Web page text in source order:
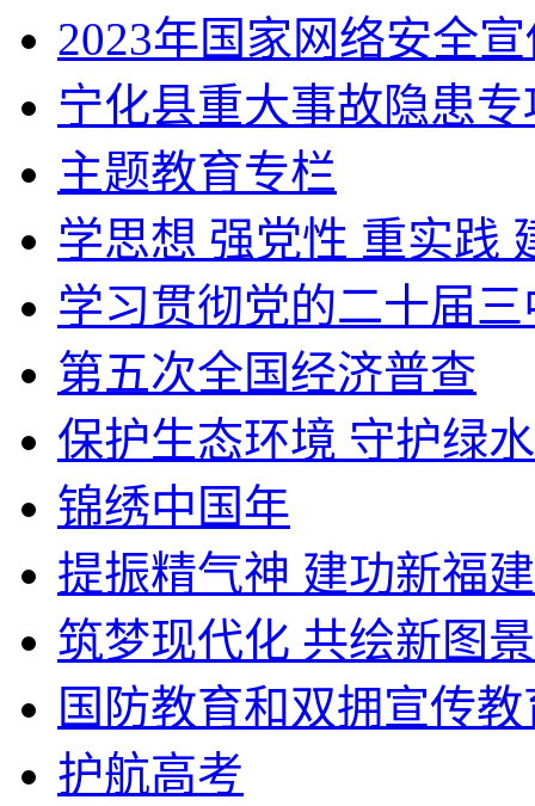
2023年国家网络安全
宁化县重大事故隐患
主题教育专栏
学思想 强党性 重实践
学习贯彻党的二十届
第五次全国经济普查
保护生态环境 守护绿
锦绣中国年
提振精气神 建功新福建
筑梦现代化 共绘新图景
国防教育和双拥宣传
护航高考